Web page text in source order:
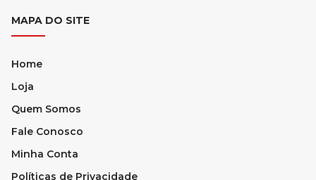
MAPA DO SITE
Home
Loja
Quem Somos
Fale Conosco
Minha Conta
Políticas de Privacidade